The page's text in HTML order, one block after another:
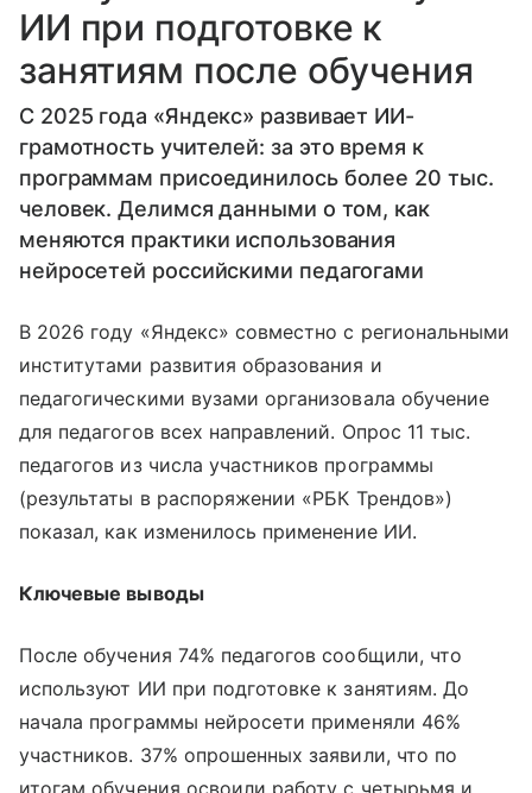
ИИ при подготовке к
занятиям после обучения
С 2025 года «Яндекс» развивает ИИ-
грамотность учителей: за это время к
программам присоединилось более 20 тыс.
человек. Делимся данными о том, как
меняются практики использования
нейросетей российскими педагогами
В 2026 году «Яндекс» совместно с региональными
институтами развития образования и
педагогическими вузами организовала обучение
для педагогов всех направлений. Опрос 11 тыс.
педагогов из числа участников программы
(результаты в распоряжении «РБК Трендов»)
показал, как изменилось применение ИИ.
Ключевые выводы
После обучения 74% педагогов сообщили, что
используют ИИ при подготовке к занятиям. До
начала программы нейросети применяли 46%
участников. 37% опрошенных заявили, что по